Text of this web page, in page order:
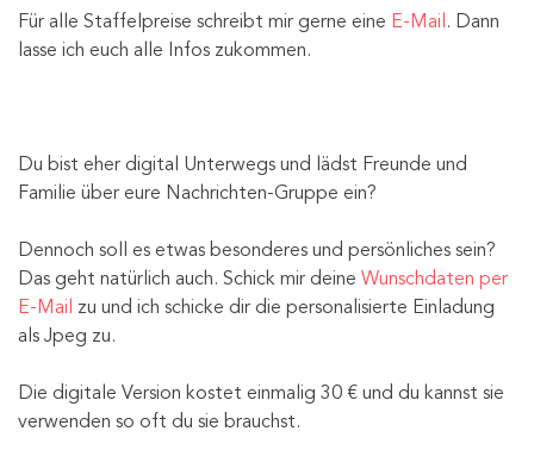
Für alle Staffelpreise schreibt mir gerne eine E-Mail. Dann
lasse ich euch alle Infos zukommen.
Du bist eher digital Unterwegs und lädst Freunde und
Familie über eure Nachrichten-Gruppe ein?
Dennoch soll es etwas besonderes und persönliches sein?
Das geht natürlich auch. Schick mir deine Wunschdaten per
E-Mail zu und ich schicke dir die personalisierte Einladung
als Jpeg zu.
Die digitale Version kostet einmalig 30 € und du kannst sie
verwenden so oft du sie brauchst.